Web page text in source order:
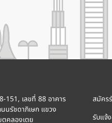
151, เลขที่ 88 อาคาร
นนรัชดาภิเษก แขวง
ตคลองเตย
สมัคร
รับแจ้